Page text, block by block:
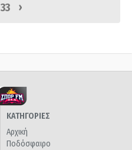
33 ›
ΚΑΤΗΓΟΡΙΕΣ
Αρχική
Ποδόσφαιρο